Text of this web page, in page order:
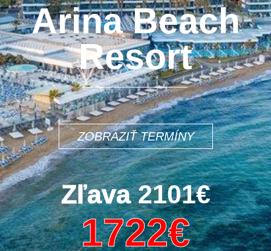
Arina Beach
Resort
ZOBRAZIŤ TERMÍNY
Zľava2101€
1722€